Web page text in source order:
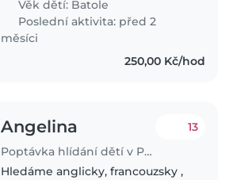
Věk dětí: Batole
Poslední aktivita: před 2
měsíci
250,00 Kč/hod
Angelina
Poptávka hlídání dětí v Praha
13
Hledáme anglicky, francouzsky ,